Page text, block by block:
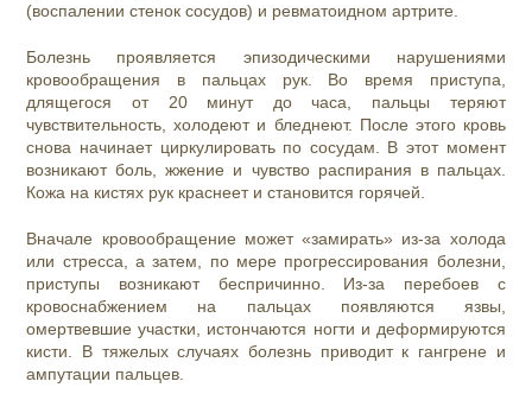
(воспалении стенок сосудов) и ревматоидном артрите.
Болезнь проявляется эпизодическими нарушениями
кровообращения в пальцах рук. Во время приступа,
длящегося от 20 минут до часа, пальцы теряют
чувствительность, холодеют и бледнеют. После этого кровь
снова начинает циркулировать по сосудам. В этот момент
возникают боль, жжение и чувство распирания в пальцах.
Кожа на кистях рук краснеет и становится горячей.
Вначале кровообращение может «замирать» из-за холода
или стресса, а затем, по мере прогрессирования болезни,
приступы возникают беспричинно. Из-за перебоев с
кровоснабжением на пальцах появляются язвы,
омертвевшие участки, истончаются ногти и деформируются
кисти. В тяжелых случаях болезнь приводит к гангрене и
ампутации пальцев.